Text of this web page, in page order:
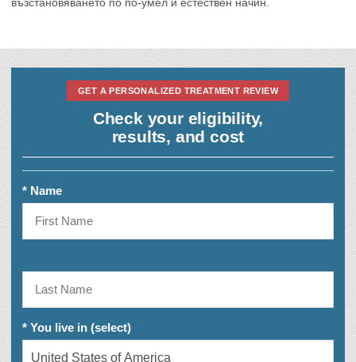
GET A PERSONALIZED TREATMENT REVIEW
Check your eligibility,
results, and cost
* Name
* You live in (select)